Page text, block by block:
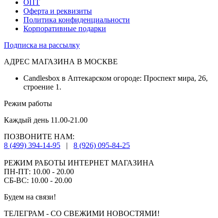
ОПТ
Оферта и реквизиты
Политика конфиденциальности
Корпоративные подарки
Подписка на рассылку
АДРЕС МАГАЗИНА В МОСКВЕ
Candlesbox в Аптекарском огороде: Проспект мира, 26,
строение 1.
Режим работы
Каждый день 11.00-21.00
ПОЗВОНИТЕ НАМ:
8 (499) 394-14-95
| 8 (926) 095-84-25
РЕЖИМ РАБОТЫ ИНТЕРНЕТ МАГАЗИНА
ПН-ПТ: 10.00 - 20.00
СБ-ВС: 10.00 - 20.00
Будем на связи!
ТЕЛЕГРАМ - СО СВЕЖИМИ НОВОСТЯМИ!